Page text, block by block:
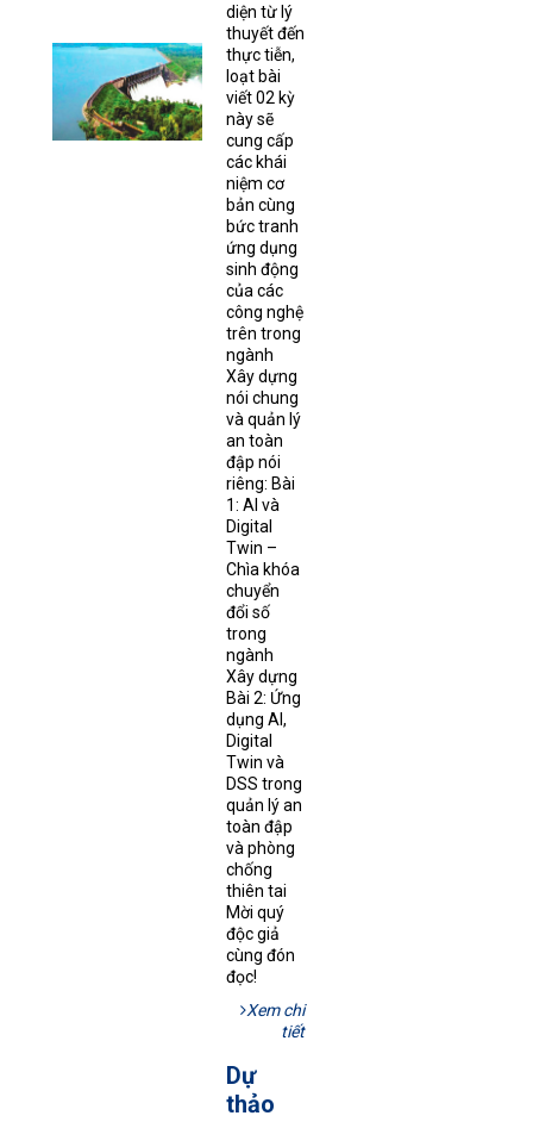
diện từ lý
thuyết đến
thực tiễn,
loạt bài
viết 02 kỳ
này sẽ
cung cấp
các khái
niệm cơ
bản cùng
bức tranh
ứng dụng
sinh động
của các
công nghệ
trên trong
ngành
Xây dựng
nói chung
và quản lý
an toàn
đập nói
riêng: Bài
1: AI và
Digital
Twin –
Chìa khóa
chuyển
đổi số
trong
ngành
Xây dựng
Bài 2: Ứng
dụng AI,
Digital
Twin và
DSS trong
quản lý an
toàn đập
và phòng
chống
thiên tai
Mời quý
độc giả
cùng đón
đọc!
Xem chi
tiết
Dự
thảo